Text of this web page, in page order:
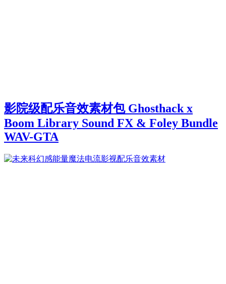
影院级配乐音效素材包 Ghosthack x
Boom Library Sound FX & Foley Bundle
WAV-GTA